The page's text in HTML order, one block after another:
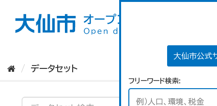
大仙市公式
フリーワード検索
データセット